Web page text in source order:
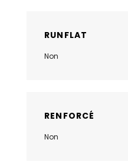
RUNFLAT
Non
RENFORCÉ
Non